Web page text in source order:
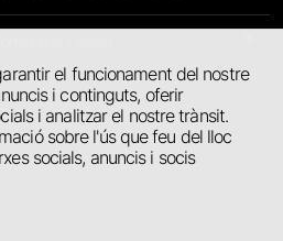
el funcionament del nostre
i continguts, oferir
i analitzar el nostre trànsit.
sobre l'ús que feu del lloc
socials, anuncis i socis
i Aran
Maria